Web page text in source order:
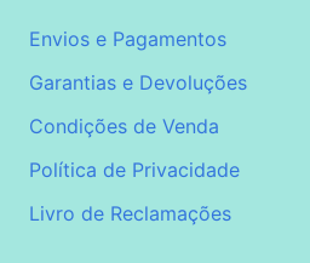
Envios e Pagamentos
Garantias e Devoluções
Condições de Venda
Política de Privacidade
Livro de Reclamações